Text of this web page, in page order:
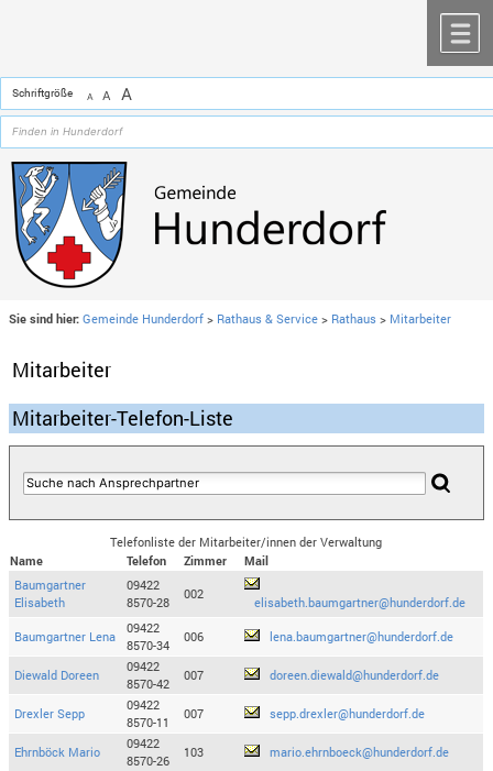
Schriftgröße A A A
Sie sind hier: Gemeinde Hunderdorf > Rathaus & Service > Rathaus > Mitarbeiter
Mitarbeiter
Mitarbeiter-Telefon-Liste
Telefonliste der Mitarbeiter/innen der Verwaltung
Name
Telefon Zimmer
Mail
Baumgartner
Elisabeth
09422
8570-28
002
elisabeth.baumgartner@hunderdorf.de
Baumgartner Lena
09422
8570-34
006 lena.baumgartner@hunderdorf.de
Diewald Doreen
09422
8570-42
007 doreen.diewald@hunderdorf.de
Drexler Sepp
09422
8570-11
007 sepp.drexler@hunderdorf.de
Ehrnböck Mario
09422
8570-26
103 mario.ehrnboeck@hunderdorf.de